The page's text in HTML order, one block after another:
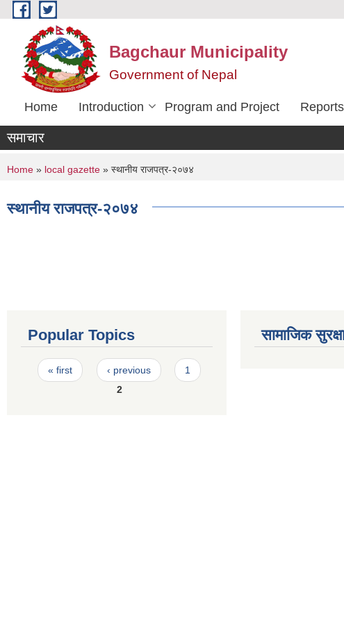
Skip to main content
Bagchaur Municipality
Government of Nepal
Home Introduction Program and Project Reports
समाचार
You are here
Home » local gazette » स्थानीय राजपत्र-२०७४
स्थानीय राजपत्र-२०७४
Popular Topics
Pages
« first ‹ previous
1
2
सामाजिक